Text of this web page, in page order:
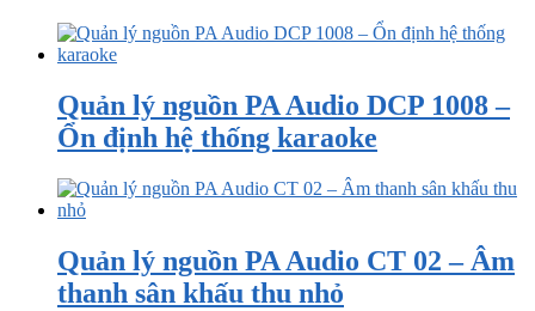
Quản lý nguồn PA Audio DCP 1008 –
Ổn định hệ thống karaoke
Quản lý nguồn PA Audio CT 02 – Âm
thanh sân khấu thu nhỏ